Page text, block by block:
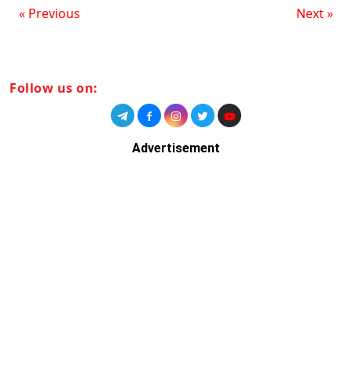
« Previous Next »
Follow us on:
Advertisement